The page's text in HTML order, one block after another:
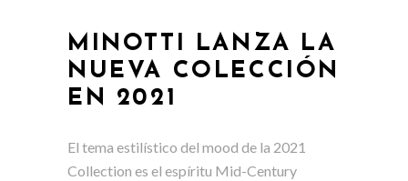
MINOTTI LANZA LA
NUEVA COLECCIÓN
EN 2021
El tema estilístico del mood de la 2021
Collection es el espíritu Mid-Century